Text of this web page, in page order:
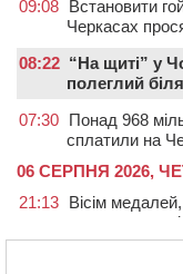
09:08 Встановити
Черкасах
08:22 “На щиті” у
полеглий
07:30 Понад 968
сплатили на
06 СЕРПНЯ 2026,
21:13 Вісім
спортсмени
На Черкащині